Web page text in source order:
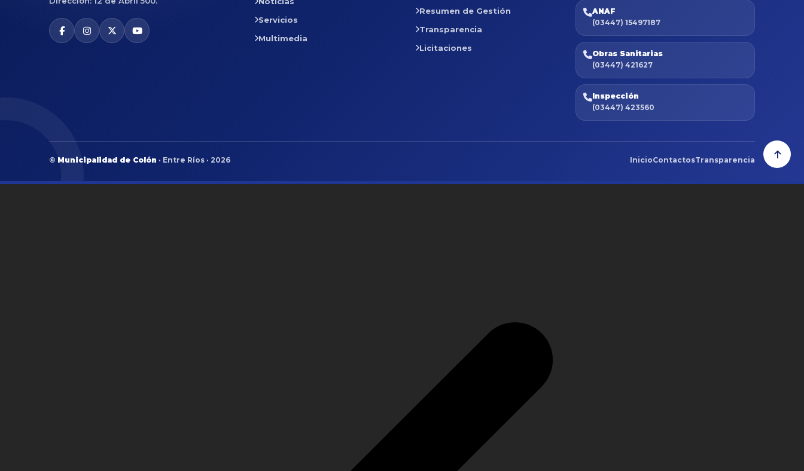
Servicios
Multimedia
Resumen de Gestión
Transparencia
Licitaciones
ANAF
(03447) 15497187
Obras Sanitarias
(03447) 421627
Inspección
(03447) 423560
© Municipalidad de Colón · Entre Ríos · 2026 InicioContactosTransparencia